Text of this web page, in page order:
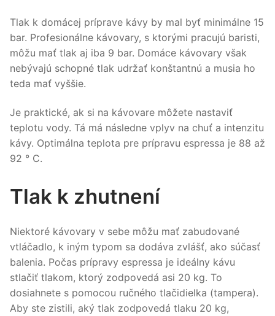
Tlak k domácej príprave kávy by mal byť minimálne 15
bar. Profesionálne kávovary, s ktorými pracujú baristi,
môžu mať tlak aj iba 9 bar. Domáce kávovary však
nebývajú schopné tlak udržať konštantnú a musia ho
teda mať vyššie.
Je praktické, ak si na kávovare môžete nastaviť
teplotu vody. Tá má následne vplyv na chuť a intenzitu
kávy. Optimálna teplota pre prípravu espressa je 88 až
92 ° C.
Tlak k zhutnení
Niektoré kávovary v sebe môžu mať zabudované
vtláčadlo, k iným typom sa dodáva zvlášť, ako súčasť
balenia. Počas prípravy espressa je ideálny kávu
stlačiť tlakom, ktorý zodpovedá asi 20 kg. To
dosiahnete s pomocou ručného tlačidielka (tampera).
Aby ste zistili, aký tlak zodpovedá tlaku 20 kg,